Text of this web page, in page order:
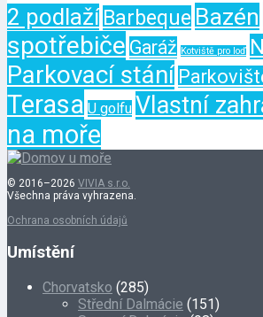
2 podlaží Barbeque Bazén
spotřebiče Garáž Kotviště pro loď
Parkovací stání
Terasa U golfu Vlastní
na moře
© 2016–2026 VIVIA s.r.o.
Všechna práva vyhrazena.
Ochrana osobních údajů
Umístění
Chorvatsko (285)
Střední Dalmácie (151)